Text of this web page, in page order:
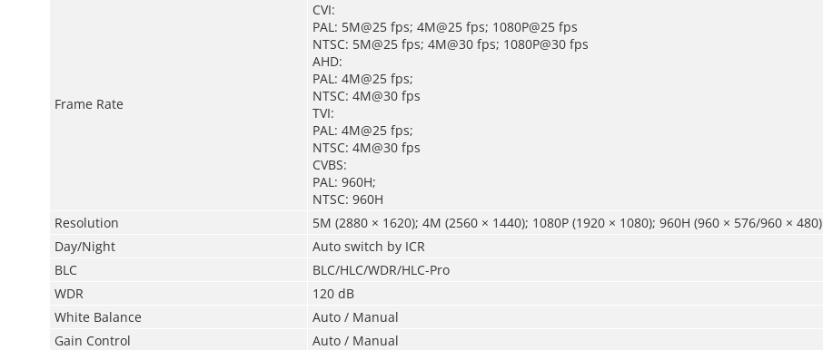
Frame Rate
CVI:
PAL: 5M@25 fps; 4M@25 fps; 1080P@25 fps
NTSC: 5M@25 fps; 4M@30 fps; 1080P@30 fps
AHD:
PAL: 4M@25 fps;
NTSC: 4M@30 fps
TVI:
PAL: 4M@25 fps;
NTSC: 4M@30 fps
CVBS:
PAL: 960H;
NTSC: 960H
Resolution
5M (2880 × 1620); 4M (2560 × 1440); 1080P (1920 × 1080); 960H (960 × 576/960 × 480)
Day/Night
Auto switch by ICR
BLC
BLC/HLC/WDR/HLC-Pro
WDR
120 dB
White Balance
Auto / Manual
Gain Control
Auto / Manual